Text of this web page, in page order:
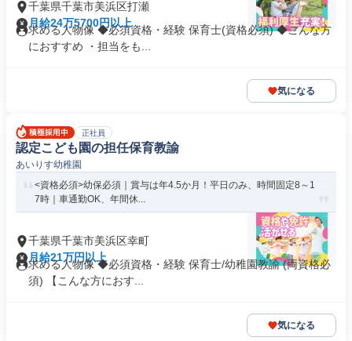
千葉県千葉市美浜区打瀬
月給24万5700円以上
求める人物像 ◆必須資格・経験 保育士(資格必須) ◆こんな方
におすすめ ・担当をも...
気になる
正社員
認定こども園の担任保育教諭
あいりす幼稚園
<資格必須>幼保必須｜賞与は年4.5か月！平日のみ、時間固定8～1
7時｜車通勤OK、年間休...
千葉県千葉市美浜区幸町
月給21万円以上
求める人物像 ◆必須資格・経験 保育士/幼稚園教諭 (両資格必
須) 【こんな方におす...
気になる